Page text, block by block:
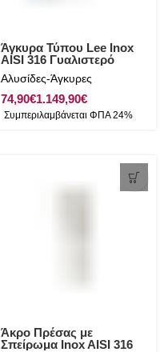
Άγκυρα Τύπου Lee Inox
AISI 316 Γυαλιστερό
Αλυσίδες-Άγκυρες
€ €
Άκρο Πρέσας με
Σπείρωμα Inox AISI 316